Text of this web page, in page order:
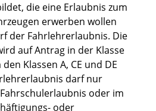
die eine Erlaubnis zum
erwerben wollen
der Fahrlehrerlaubnis. Die
auf Antrag in der Klasse
Klassen A, CE und DE
darf nur
oder im
oder